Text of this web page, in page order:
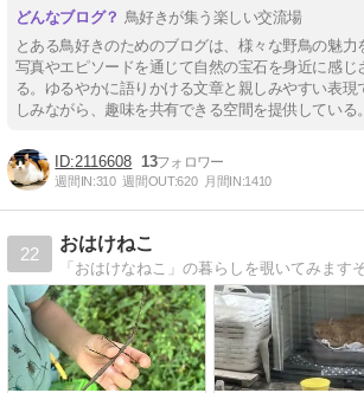
鳥好きが集う楽しい交流場
とある鳥好きのためのブログは、様々な野鳥の魅力
写真やエピソードを通じて自然の宝石を身近に感じ
る。ゆるやかに語りかける文章と親しみやすい表現
しみながら、趣味を共有できる空間を提供している。
2116608 13
週間IN:310 週間OUT:620 月間IN:1410
22
おはけねこ